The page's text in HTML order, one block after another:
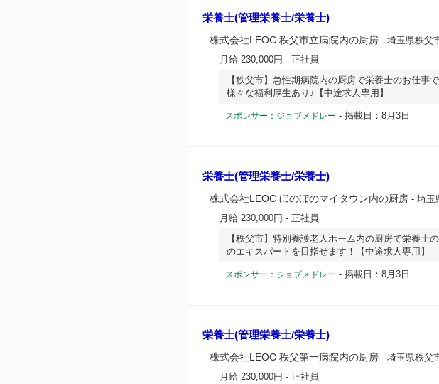
栄養士(管理栄養士/栄養士)
株式会社LEOC 秩父市立病院内の厨房 - 埼玉県秩父
月給 230,000円 - 正社員
【秩父市】急性期病院内の厨房で栄養士のお仕
様々な福利厚生あり♪【中途求人専用】
スポンサー：ジョブメドレー - 掲載日：8月3日
栄養士(管理栄養士/栄養士)
株式会社LEOC ほのぼのマイタウン内の厨房 - 埼玉
月給 230,000円 - 正社員
【秩父市】特別養護老人ホーム内の厨房で栄養
のエキスパートを目指せます！【中途求人専用】
スポンサー：ジョブメドレー - 掲載日：8月3日
栄養士(管理栄養士/栄養士)
株式会社LEOC 秩父第一病院内の厨房 - 埼玉県秩父
月給 230,000円 - 正社員